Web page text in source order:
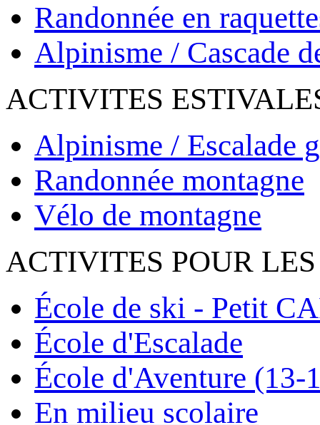
Randonnée en
Alpinisme / Cascade
ACTIVITES
Alpinisme / Escalade
Randonnée montagne
Vélo de montagne
ACTIVITES POUR
École de ski - Petit
École d'Escalade
École d'Aventure (13-
En milieu scolaire